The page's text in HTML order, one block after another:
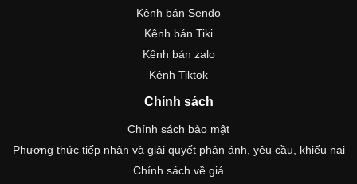
Kênh bán Sendo
Kênh bán Tiki
Kênh bán zalo
Kênh Tiktok
Chính sách
Chính sách bảo mật
Phương thức tiếp nhận và giải quyết phản ánh, yêu cầu, khiếu nại
Chính sách về giá